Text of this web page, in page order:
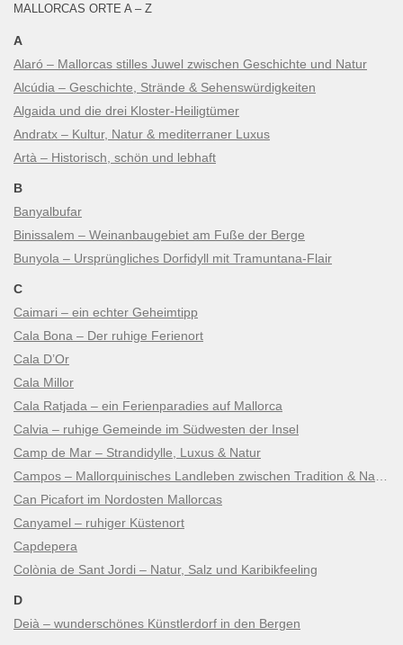
MALLORCAS ORTE A – Z
A
Alaró – Mallorcas stilles Juwel zwischen Geschichte und Natur
Alcúdia – Geschichte, Strände & Sehenswürdigkeiten
Algaida und die drei Kloster-Heiligtümer
Andratx – Kultur, Natur & mediterraner Luxus
Artà – Historisch, schön und lebhaft
B
Banyalbufar
Binissalem – Weinanbaugebiet am Fuße der Berge
Bunyola – Ursprüngliches Dorfidyll mit Tramuntana-Flair
C
Caimari – ein echter Geheimtipp
Cala Bona – Der ruhige Ferienort
Cala D’Or
Cala Millor
Cala Ratjada – ein Ferienparadies auf Mallorca
Calvia – ruhige Gemeinde im Südwesten der Insel
Camp de Mar – Strandidylle, Luxus & Natur
Can Picafort im Nordosten Mallorcas
Canyamel – ruhiger Küstenort
Capdepera
Colònia de Sant Jordi – Natur, Salz und Karibikfeeling
D
Deià – wunderschönes Künstlerdorf in den Bergen